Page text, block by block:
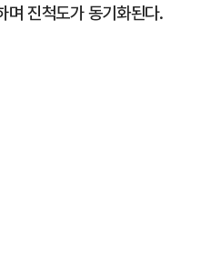
며 진척도가 동기화된다.